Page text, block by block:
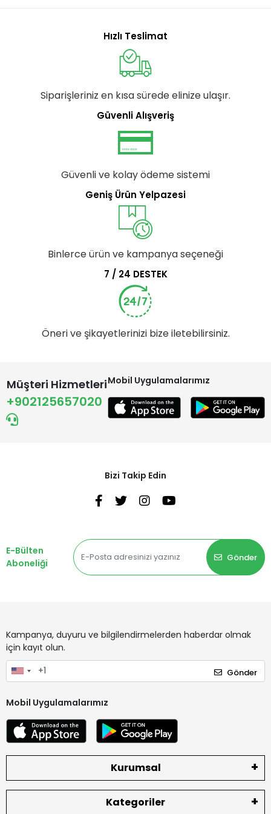
Hızlı Teslimat
Siparişleriniz en kısa sürede elinize ulaşır.
Güvenli Alışveriş
Güvenli ve kolay ödeme sistemi
Geniş Ürün Yelpazesi
Binlerce ürün ve kampanya seçeneği
7 / 24 DESTEK
Öneri ve şikayetlerinizi bize iletebilirsiniz.
Müşteri Hizmetleri
+902125657020
Mobil Uygulamalarımız
Bizi Takip Edin
E-Bülten
Aboneliği
Gönder
Kampanya, duyuru ve bilgilendirmelerden haberdar olmak
için kayıt olun.
Gönder
Mobil Uygulamalarımız
Kurumsal
Kategoriler